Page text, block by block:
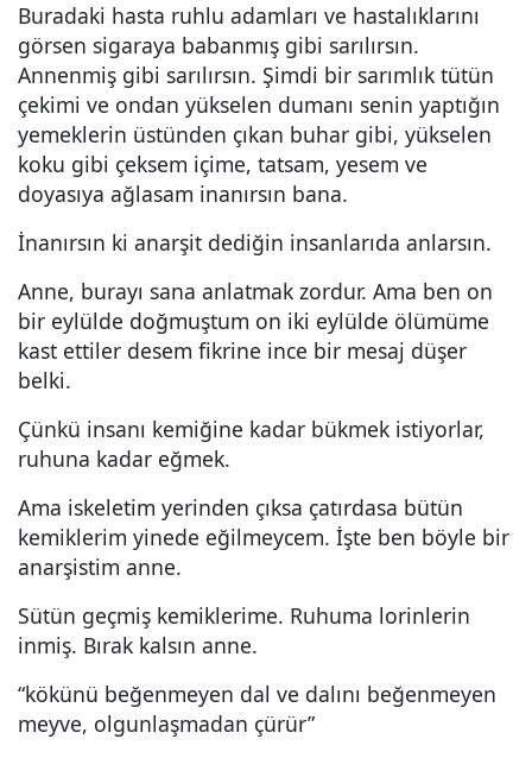
Buradaki hasta ruhlu adamları ve hastalıklarını
görsen sigaraya babanmış gibi sarılırsın.
Annenmiş gibi sarılırsın. Şimdi bir sarımlık tütün
çekimi ve ondan yükselen dumanı senin yaptığın
yemeklerin üstünden çıkan buhar gibi, yükselen
koku gibi çeksem içime, tatsam, yesem ve
doyasıya ağlasam inanırsın bana.
İnanırsın ki anarşit dediğin insanlarıda anlarsın.
Anne, burayı sana anlatmak zordur. Ama ben on
bir eylülde doğmuştum on iki eylülde ölümüme
kast ettiler desem fikrine ince bir mesaj düşer
belki.
Çünkü insanı kemiğine kadar bükmek istiyorlar,
ruhuna kadar eğmek.
Ama iskeletim yerinden çıksa çatırdasa bütün
kemiklerim yinede eğilmeycem. İşte ben böyle bir
anarşistim anne.
Sütün geçmiş kemiklerime. Ruhuma lorinlerin
inmiş. Bırak kalsın anne.
“kökünü beğenmeyen dal ve dalını beğenmeyen
meyve, olgunlaşmadan çürür”